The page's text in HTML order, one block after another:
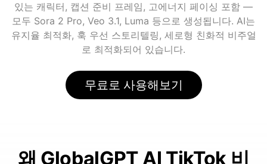
있는 캐릭터, 캡션 준비 프레임, 고에너지 페이싱 포함 —
모두 Sora 2 Pro, Veo 3.1, Luma 등으로 생성됩니다. AI는
유지율 최적화, 훅 우선 스토리텔링, 세로형 친화적 비주얼
로 최적화되어 있습니다.
무료로 사용해보기
왜 GlobalGPT AI TikTok 비